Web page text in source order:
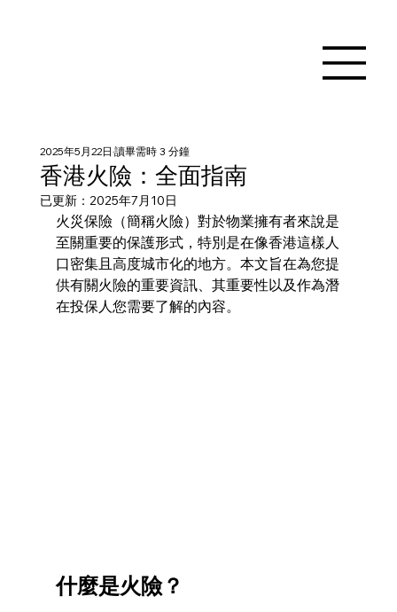
香港火險：全面指南
2025年5月22日 讀畢需時 3 分鐘
已更新： 2025年7月10日
火災保險（簡稱火險）對於物業擁有者來說是
至關重要的保護形式，特別是在像香港這樣人
口密集且高度城市化的地方。本文旨在為您提
供有關火險的重要資訊、其重要性以及作為潛
在投保人您需要了解的內容。
什麼是火險？